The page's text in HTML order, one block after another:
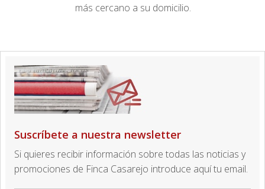
más cercano a su domicilio.
Suscríbete a nuestra newsletter
Si quieres recibir información sobre todas las noticias y
promociones de Finca Casarejo introduce aquí tu email.